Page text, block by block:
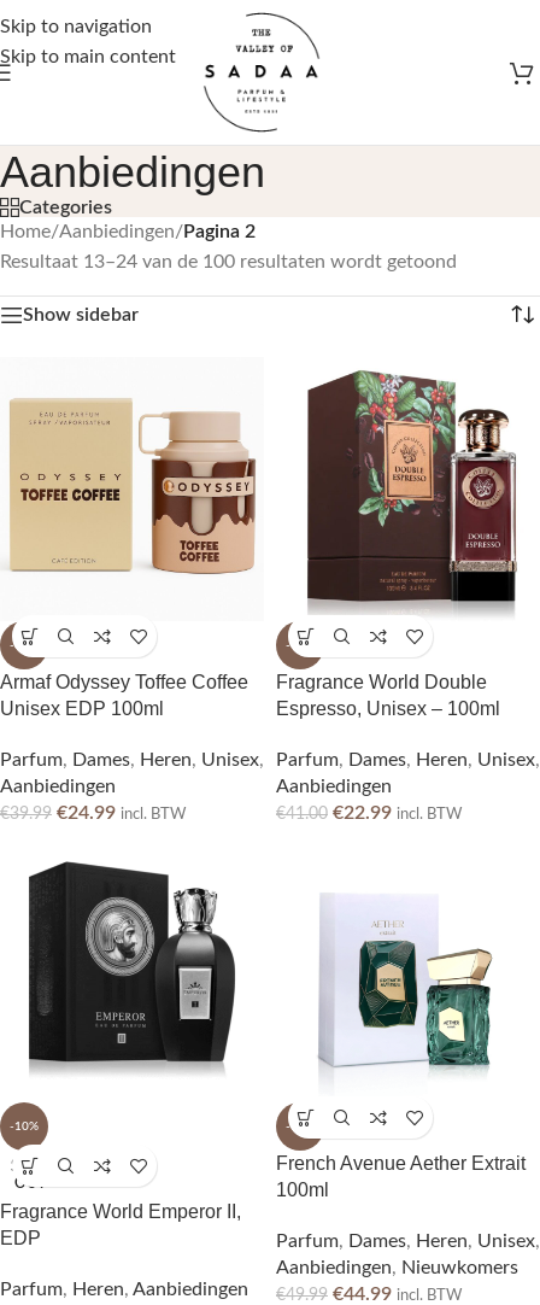
Skip to navigation
Skip to main content
Gratis verzending vanaf €50,-
Aanbiedingen
Categories
Home/Aanbiedingen/Pagina 2
Resultaat 13–24 van de 100 resultaten wordt getoond
Show sidebar
-38%
Armaf Odyssey Toffee Coffee
Unisex EDP 100ml
Parfum, Dames, Heren, Unisex,
Aanbiedingen
€39.99 €24.99 incl. BTW
-44%
Fragrance World Double
Espresso, Unisex – 100ml
Parfum, Dames, Heren, Unisex,
Aanbiedingen
€41.00 €22.99 incl. BTW
-10%
SOLD
OUT
Fragrance World Emperor II,
EDP
Parfum, Heren, Aanbiedingen
-10%
French Avenue Aether Extrait
100ml
Parfum, Dames, Heren, Unisex,
Aanbiedingen, Nieuwkomers
€49.99 €44.99 incl. BTW